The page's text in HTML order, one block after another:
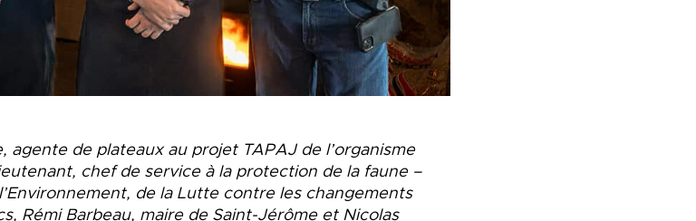
agente de plateaux au projet TAPAJ de l’organisme
chef de service à la protection de la faune –
de la Lutte contre les changements
Rémi Barbeau, maire de Saint-Jérôme et Nicolas